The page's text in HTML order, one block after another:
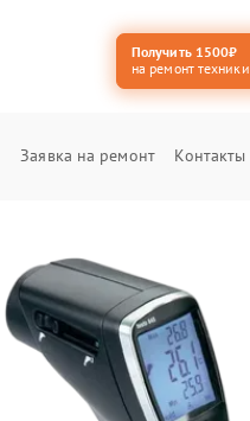
Получить 1500₽
на ремонт техники
Заявка на ремонт Контакты